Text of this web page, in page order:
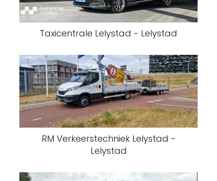
Taxicentrale Lelystad - Lelystad
RM Verkeerstechniek Lelystad -
Lelystad